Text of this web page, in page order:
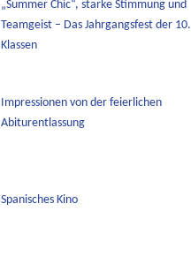
„Summer Chic“, starke Stimmung und
Teamgeist – Das Jahrgangsfest der 10.
Klassen
Impressionen von der feierlichen
Abiturentlassung
Spanisches Kino